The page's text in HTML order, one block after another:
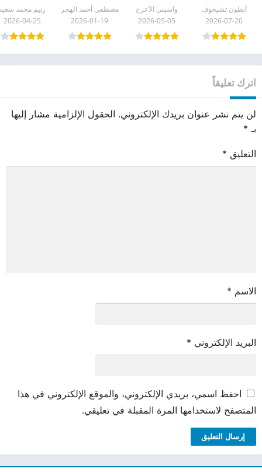
أنطون تشيخوف
2026-07-20
واسيني الأعرج
2026-05-05
مصطفى أحمد الهجر
2026-01-19
رنيم محمد
2026-04-25
اترك تعليقاً
لن يتم نشر عنوان بريدك الإلكتروني. الحقول الإلزامية مشار إليها
بـ *
التعليق *
الاسم *
البريد الإلكتروني *
احفظ اسمي، بريدي الإلكتروني، والموقع الإلكتروني في هذا
المتصفح لاستخدامها المرة المقبلة في تعليقي.